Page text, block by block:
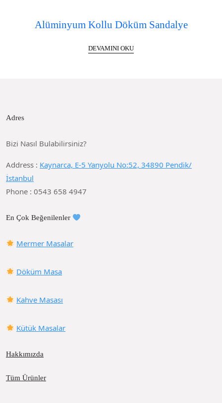
Alüminyum Kollu Döküm Sandalye
DEVAMINI OKU
Adres
Bizi Nasıl Bulabilirsiniz?
Address : Kaynarca, E-5 Yanyolu No:52, 34890 Pendik/
İstanbul
Phone : 0543 658 4947
En Çok Beğenilenler
Mermer Masalar
Döküm Masa
Kahve Masası
Kütük Masalar
Hakkımızda
Tüm Ürünler